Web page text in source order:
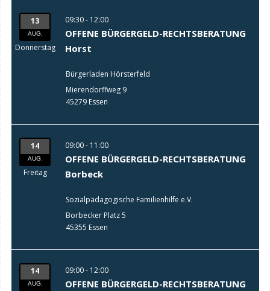
13
AUG.
Donnerstag
09:30 - 12:00
OFFENE BÜRGERGELD-RECHTSBERATUNG
Horst
Bürgerladen Hörsterfeld
Mierendorffweg 9
45279 Essen
14
AUG.
Freitag
09:00 - 11:00
OFFENE BÜRGERGELD-RECHTSBERATUNG
Borbeck
Sozialpädagogische Familienhilfe e.V.
Borbecker Platz 5
45355 Essen
14
AUG.
09:00 - 12:00
OFFENE BÜRGERGELD-RECHTSBERATUNG